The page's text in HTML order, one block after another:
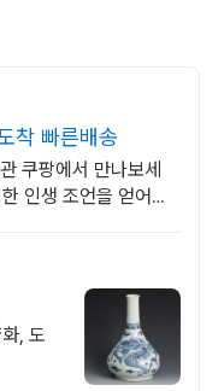
착 빠른배송
쿠팡에서 만나보세
인생 조언을 얻어가
, 도